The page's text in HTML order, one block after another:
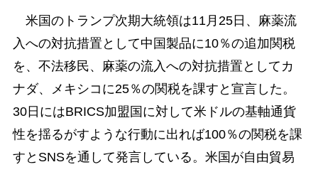
米国のトランプ次期大統領は11月25日、麻薬流
入への対抗措置として中国製品に10％の追加関税
を、不法移民、麻薬の流入への対抗措置としてカ
ナダ、メキシコに25％の関税を課すと宣言した。
30日にはBRICS加盟国に対して米ドルの基軸通貨
性を揺るがすような行動に出れば100％の関税を課
すとSNSを通して発言している。米国が自由貿易